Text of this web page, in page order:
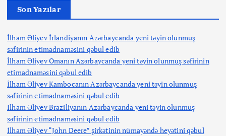
Son Yazılar
İlham Əliyev İrlandiyanın Azərbaycanda yeni təyin olunmuş
səfirinin etimadnaməsini qəbul edib
İlham Əliyev Omanın Azərbaycanda yeni təyin olunmuş səfirinin
etimadnaməsini qəbul edib
İlham Əliyev Kambocanın Azərbaycanda yeni təyin olunmuş
səfirinin etimadnaməsini qəbul edib
İlham Əliyev Braziliyanın Azərbaycanda yeni təyin olunmuş
səfirinin etimadnaməsini qəbul edib
İlham Əliyev “John Deere” şirkətinin nümayəndə heyətini qəbul